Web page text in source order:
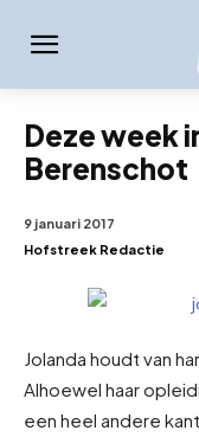
Deze week
Berenschot
9 januari 2017
Hofstreek Redactie
Jolanda houdt van
Alhoewel haar
een heel andere